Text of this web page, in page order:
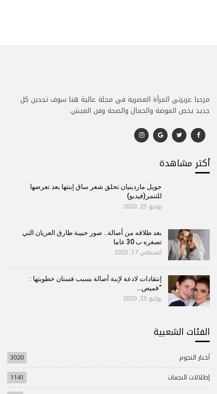
مرحبا عزيزتي المرأة العصرية في مجلة عالية هنا سوف تجدين كل
جديد يخص الموضة والجمال والصحة وفن العيش.
أكتر مشاهدة
جويل ماردينيان تحلق شعر ساق إبنتها بعد تعرضها
للتنمر(فيديو)
يونيو 25, 2020
بعد طلاقه من أصالة.. صور حبيبة طارق العريان التي
تصغره ب 30 عاما
أغسطس 17, 2020
إنتقادات لاذعة لإبنة أصالة بسبب فستان خطوبتها :
“قميص…
يوليو 23, 2020
الفئات الشعبية
أخبار النجوم
3020
إطلالات النجمات
1141